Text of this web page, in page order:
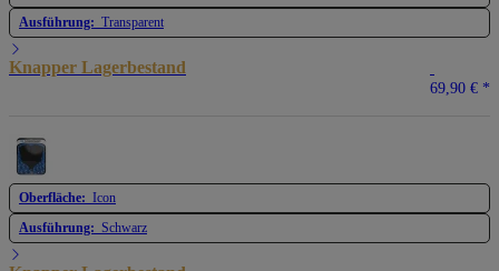
Ausführung: Transparent
Knapper Lagerbestand
69,90 € *
Oberfläche: Icon
Ausführung: Schwarz